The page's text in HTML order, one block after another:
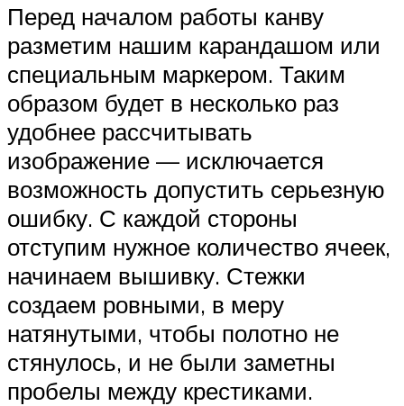
Перед началом работы канву
разметим нашим карандашом или
специальным маркером. Таким
образом будет в несколько раз
удобнее рассчитывать
изображение — исключается
возможность допустить серьезную
ошибку. С каждой стороны
отступим нужное количество ячеек,
начинаем вышивку. Стежки
создаем ровными, в меру
натянутыми, чтобы полотно не
стянулось, и не были заметны
пробелы между крестиками.